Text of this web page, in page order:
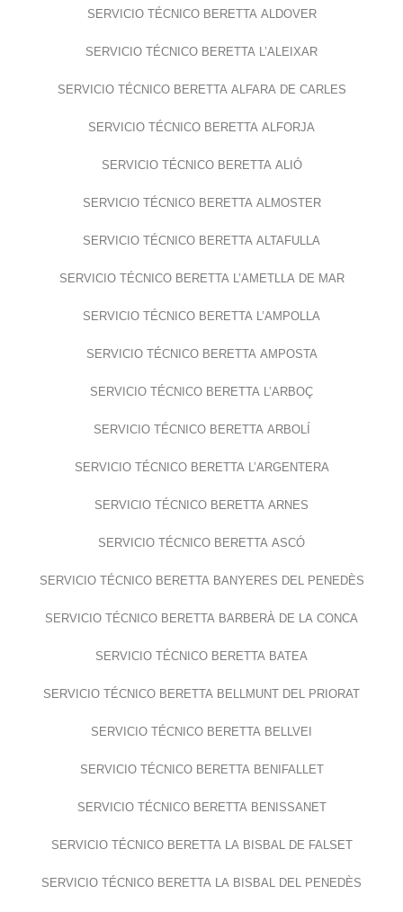
SERVICIO TÉCNICO BERETTA ALDOVER
SERVICIO TÉCNICO BERETTA L’ALEIXAR
SERVICIO TÉCNICO BERETTA ALFARA DE CARLES
SERVICIO TÉCNICO BERETTA ALFORJA
SERVICIO TÉCNICO BERETTA ALIÓ
SERVICIO TÉCNICO BERETTA ALMOSTER
SERVICIO TÉCNICO BERETTA ALTAFULLA
SERVICIO TÉCNICO BERETTA L’AMETLLA DE MAR
SERVICIO TÉCNICO BERETTA L’AMPOLLA
SERVICIO TÉCNICO BERETTA AMPOSTA
SERVICIO TÉCNICO BERETTA L’ARBOÇ
SERVICIO TÉCNICO BERETTA ARBOLÍ
SERVICIO TÉCNICO BERETTA L’ARGENTERA
SERVICIO TÉCNICO BERETTA ARNES
SERVICIO TÉCNICO BERETTA ASCÓ
SERVICIO TÉCNICO BERETTA BANYERES DEL PENEDÈS
SERVICIO TÉCNICO BERETTA BARBERÀ DE LA CONCA
SERVICIO TÉCNICO BERETTA BATEA
SERVICIO TÉCNICO BERETTA BELLMUNT DEL PRIORAT
SERVICIO TÉCNICO BERETTA BELLVEI
SERVICIO TÉCNICO BERETTA BENIFALLET
SERVICIO TÉCNICO BERETTA BENISSANET
SERVICIO TÉCNICO BERETTA LA BISBAL DE FALSET
SERVICIO TÉCNICO BERETTA LA BISBAL DEL PENEDÈS